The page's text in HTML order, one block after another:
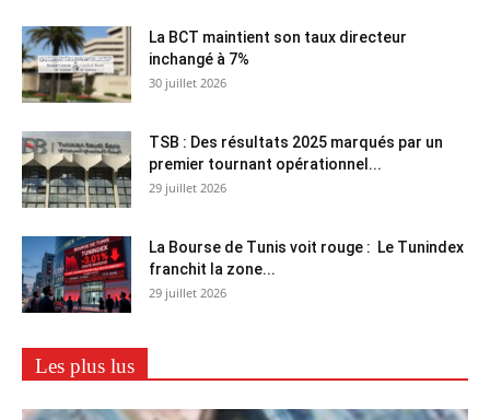
La BCT maintient son taux directeur
inchangé à 7%
30 juillet 2026
TSB : Des résultats 2025 marqués par un
premier tournant opérationnel...
29 juillet 2026
La Bourse de Tunis voit rouge : Le Tunindex
franchit la zone...
29 juillet 2026
Les plus lus